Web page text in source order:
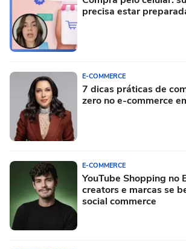
precisa estar
E-COMMERCE
7 dicas práticas de
zero no e-commerce
E-COMMERCE
YouTube Shopping no
creators e marcas se
social commerce